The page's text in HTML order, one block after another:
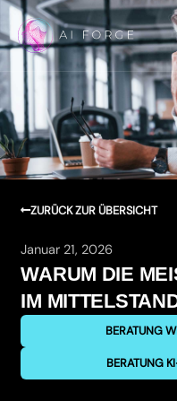
Zum
Inhalt
springen
ZURÜCK ZUR ÜBERSICHT
Januar 21, 2026
WARUM DIE
IM
BERATUNG
BERATUNG